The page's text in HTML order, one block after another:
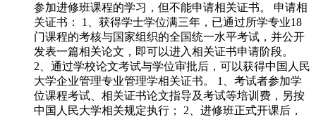
参加进修班课程的学习，但不能申请相关证书。 申请相
关证书： 1、获得学士学位满三年，已通过所学专业18
门课程的考核与国家组织的全国统一水平考试，并公开
发表一篇相关论文，即可以进入相关证书申请阶段。
2、通过学校论文考试与学位审批后，可以获得中国人民
大学企业管理专业管理学相关证书。 1、考试者参加学
位课程考试、相关证书论文指导及考试等培训费，另按
中国人民大学相关规定执行； 2、进修班正式开课后，